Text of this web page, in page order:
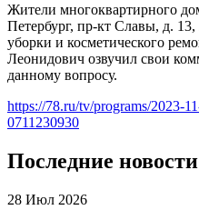
Жители многоквартирного
Петербург, пр-кт Славы, д.
уборки и косметического
Леонидович озвучил свои
данному вопросу.
https://78.ru/tv/programs/2023-
0711230930
Последние новости
28 Июл 2026